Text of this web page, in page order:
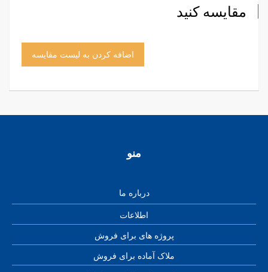
مقایسه کنید
اضافه کردن به لیست مقایسه
منو
درباره ما
اطلاعات
پروژه های برای فروش
ملاک آماده برای فروش